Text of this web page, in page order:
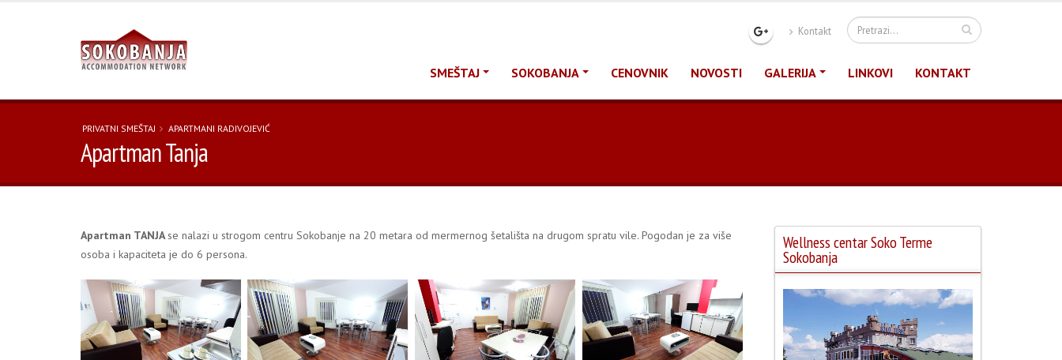
Kontakt
SMEŠTAJ SOKOBANJA CENOVNIK NOVOSTI GALERIJA LINKOVI KONTAKT
PRIVATNI SMEŠTAJ APARTMANI RADIVOJEVIĆ
Apartman Tanja
Apartman TANJAse nalazi u strogom centru Sokobanje na 20 metara od mermernog šetališta na drugom spratu vile. Pogodan je za više
osoba i kapaciteta je do 6 persona.
Wellness centar Soko Terme
Sokobanja